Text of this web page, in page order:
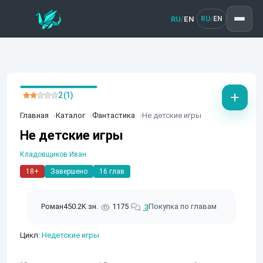
RU/EN RU/ EN
Главная Каталог Фантастика Не детские игры
Не детские игры
Кладовщиков Иван
18+ Завершено 16 глав
Роман450.2K зн. 1175 3Покупка по главам
Цикл: Недетские игры
2 (1)